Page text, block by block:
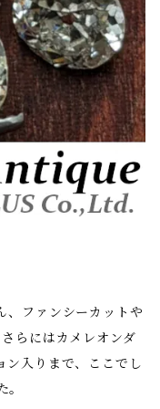
、ファンシーカットや
らにはカメレオンダ
ン入りまで、ここでし